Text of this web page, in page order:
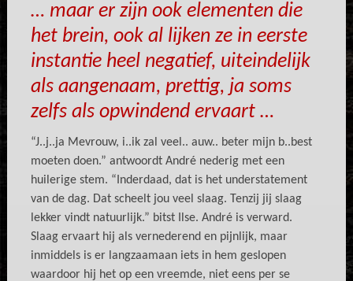
… maar er zijn ook elementen die
het brein, ook al lijken ze in eerste
instantie heel negatief, uiteindelijk
als aangenaam, prettig, ja soms
zelfs als opwindend ervaart …
“J..j..ja Mevrouw, i..ik zal veel.. auw.. beter mijn b..best
moeten doen.” antwoordt André nederig met een
huilerige stem. “Inderdaad, dat is het understatement
van de dag. Dat scheelt jou veel slaag. Tenzij jij slaag
lekker vindt natuurlijk.” bitst Ilse. André is verward.
Slaag ervaart hij als vernederend en pijnlijk, maar
inmiddels is er langzaamaan iets in hem geslopen
waardoor hij het op een vreemde, niet eens per se